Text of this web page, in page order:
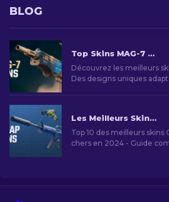
BLOG
Top Skins MAG-7 CS2 : Styles et Budgets
Découvrez les meilleurs
Des designs uniques
Les Meilleurs Skins Bon Marché dans CS2 [2026]
Top 10 des meilleurs skins
chers en 2024 - Guide